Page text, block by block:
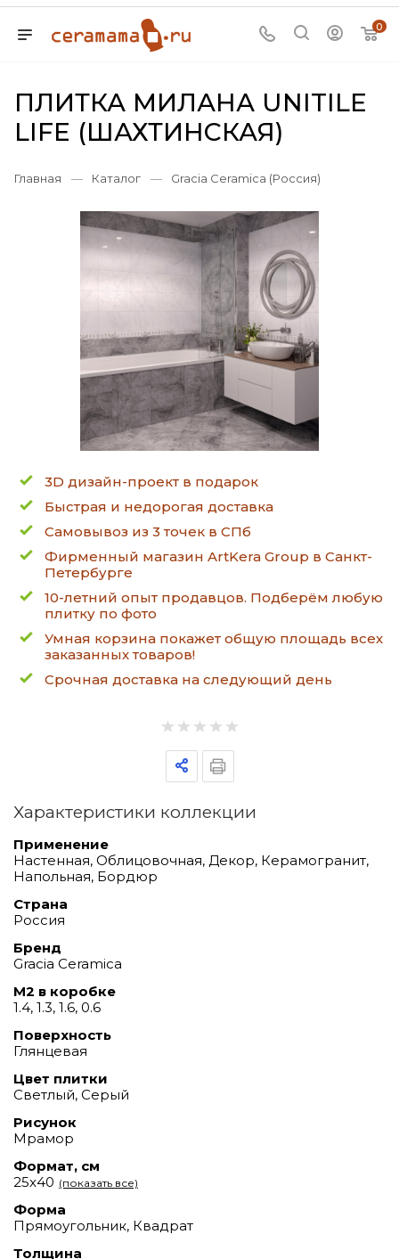
0
ПЛИТКА МИЛАНА UNITILE
LIFE (ШАХТИНСКАЯ)
Главная — Каталог — Gracia Ceramica (Россия)
3D дизайн-проект в подарок
Быстрая и недорогая доставка
Самовывоз из 3 точек в СПб
Фирменный магазин ArtKera Group в Санкт-
Петербурге
10-летний опыт продавцов. Подберём любую
плитку по фото
Умная корзина покажет общую площадь всех
заказанных товаров!
Срочная доставка на следующий день
Характеристики коллекции
Применение
Настенная, Облицовочная, Декор, Керамогранит,
Напольная, Бордюр
Страна
Россия
Бренд
Gracia Ceramica
М2 в коробке
1.4, 1.3, 1.6, 0.6
Поверхность
Глянцевая
Цвет плитки
Светлый, Серый
Рисунок
Мрамор
Формат, см
25x40 (показать все)
Форма
Прямоугольник, Квадрат
Толщина